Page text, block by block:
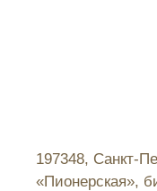
197348, Санкт-
«Пионерская»,